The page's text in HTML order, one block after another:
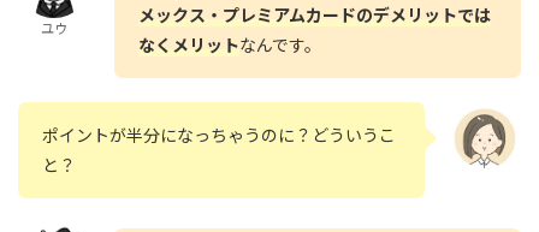
ユウ
メックス・プレミアムカードのデメリットでは
なくメリットなんです。
ポイントが半分になっちゃうのに？どういうこ
と？